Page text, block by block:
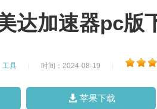
达加速器pc版
工具 时间：2024-08-19
苹果下载